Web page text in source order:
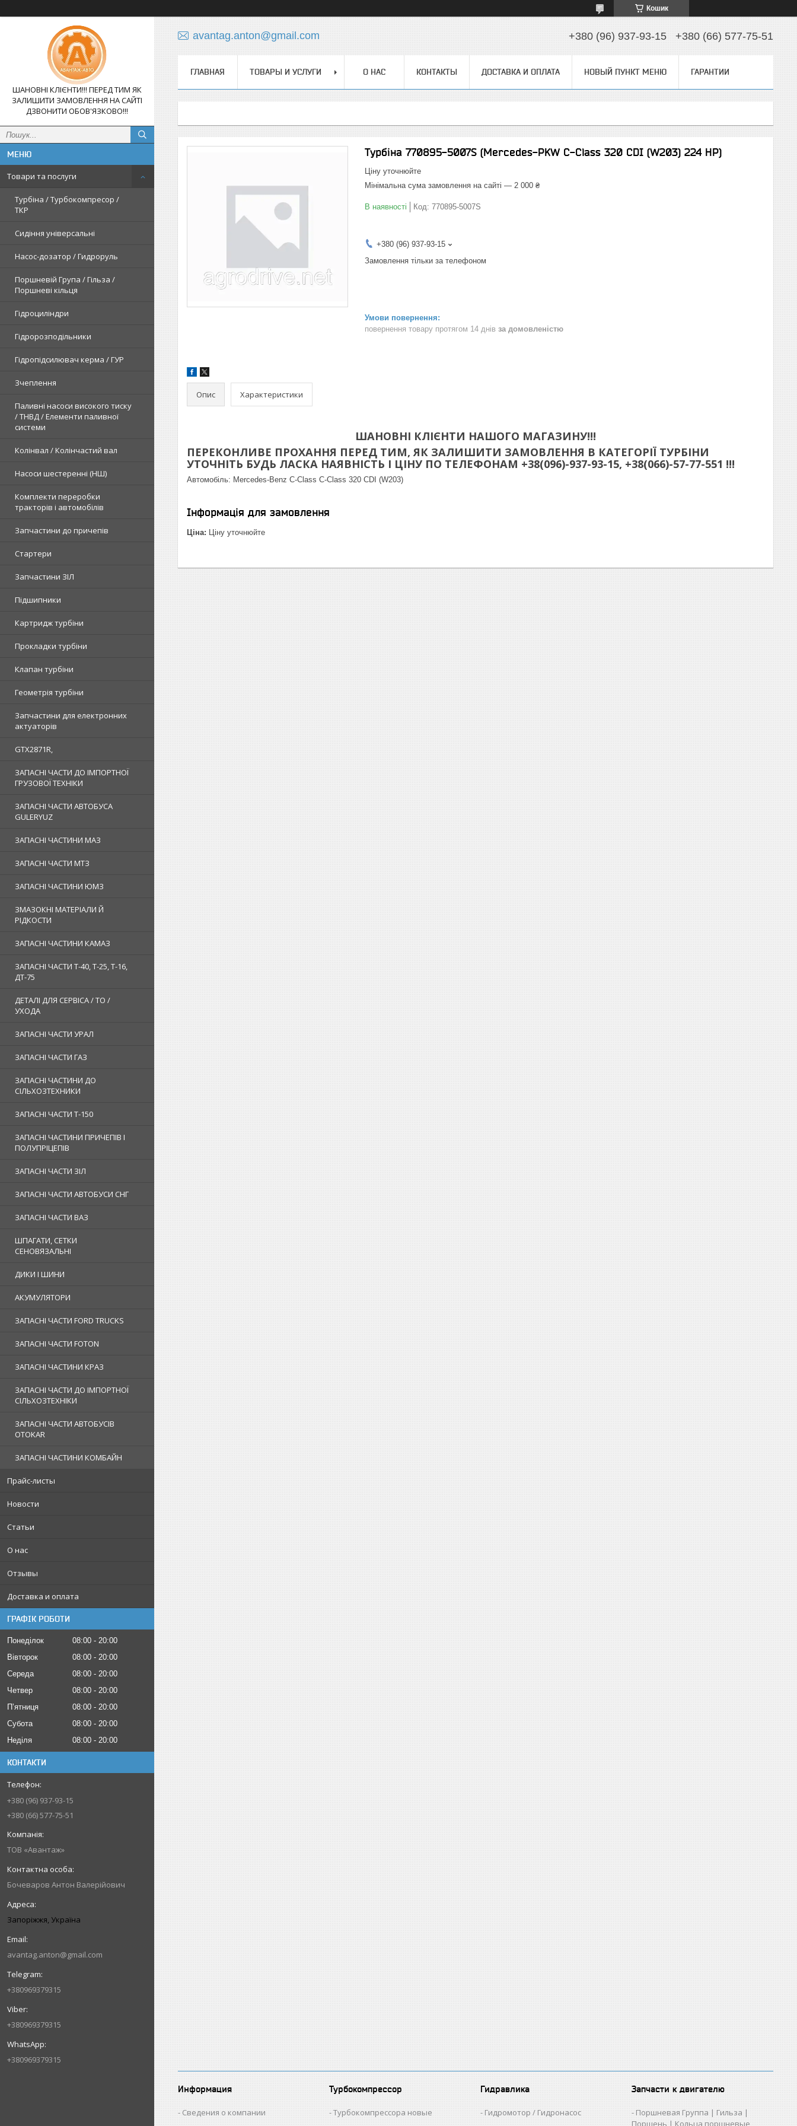
Кошик
ШАНОВНІ КЛІЄНТИ!!! ПЕРЕД ТИМ ЯК
ЗАЛИШИТИ ЗАМОВЛЕННЯ НА САЙТІ
ДЗВОНИТИ ОБОВ'ЯЗКОВО!!!
Товари та послуги
Турбіна / Турбокомпресор /
ТКР
Сидіння універсальні
Насос-дозатор / Гидроруль
Поршневій Група / Гільза /
Поршневі кільця
Гідроциліндри
Гідророзподільники
Гідропідсилювач керма / ГУР
Зчеплення
Паливні насоси високого тиску
/ ТНВД / Елементи паливної
системи
Колінвал / Колінчастий вал
Насоси шестеренні (НШ)
Комплекти переробки
тракторів і автомобілів
Запчастини до причепів
Стартери
Запчастини ЗІЛ
Підшипники
Картридж турбіни
Прокладки турбіни
Клапан турбіни
Геометрія турбіни
Запчастини для електронних
актуаторів
GTX2871R,
ЗАПАСНІ ЧАСТИ ДО ІМПОРТНОЇ
ГРУЗОВОЇ ТЕХНІКИ
ЗАПАСНІ ЧАСТИ АВТОБУСА
GULERYUZ
ЗАПАСНІ ЧАСТИНИ МАЗ
ЗАПАСНІ ЧАСТИ МТЗ
ЗАПАСНІ ЧАСТИНИ ЮМЗ
ЗМАЗОКНІ МАТЕРІАЛИ Й
РІДКОСТИ
ЗАПАСНІ ЧАСТИНИ КАМАЗ
ЗАПАСНІ ЧАСТИ Т-40, Т-25, Т-16,
ДТ-75
ДЕТАЛІ ДЛЯ СЕРВІСА / ТО /
УХОДА
ЗАПАСНІ ЧАСТИ УРАЛ
ЗАПАСНІ ЧАСТИ ГАЗ
ЗАПАСНІ ЧАСТИНИ ДО
СІЛЬХОЗТЕХНИКИ
ЗАПАСНІ ЧАСТИ Т-150
ЗАПАСНІ ЧАСТИНИ ПРИЧЕПІВ І
ПОЛУПРІЦЕПІВ
ЗАПАСНІ ЧАСТИ ЗІЛ
ЗАПАСНІ ЧАСТИ АВТОБУСИ СНГ
ЗАПАСНІ ЧАСТИ ВАЗ
ШПАГАТИ, СЕТКИ
СЕНОВЯЗАЛЬНІ
ДИКИ І ШИНИ
АКУМУЛЯТОРИ
ЗАПАСНІ ЧАСТИ FORD TRUCKS
ЗАПАСНІ ЧАСТИ FOTON
ЗАПАСНІ ЧАСТИНИ КРАЗ
ЗАПАСНІ ЧАСТИ ДО ІМПОРТНОЇ
СІЛЬХОЗТЕХНІКИ
ЗАПАСНІ ЧАСТИ АВТОБУСІВ
OTOKAR
ЗАПАСНІ ЧАСТИНИ КОМБАЙН
Прайс-листы
Новости
Статьи
О нас
Отзывы
Доставка и оплата
ГРАФІК РОБОТИ
Понеділок 08:00
20:00
Вівторок
08:00
20:00
Середа
08:00
20:00
Четвер
08:00
20:00
Пʼятниця
08:00
20:00
Субота
08:00
20:00
Неділя
08:00 20:00
КОНТАКТИ
+380 (96) 937-93-15
+380 (66) 577-75-51
ТОВ «Авантаж»
Бочеваров Антон Валерійович
Запоріжжя, Україна
avantag.anton@gmail.com
+380969379315
+380969379315
+380969379315
avantag.anton@gmail.com +380 (96) 937-93-15 +380 (66) 577-75-51
ГЛАВНАЯ ТОВАРЫ И УСЛУГИ О НАС КОНТАКТЫ ДОСТАВКА И ОПЛАТА НОВЫЙ ПУНКТ МЕНЮ ГАРАНТИИ
Турбіна 770895-5007S (Mercedes-PKW C-Class 320 CDI (W203) 224 HP)
Ціну уточнюйте
Мінімальна сума замовлення на сайті — 2 000 ₴
В наявності Код: 770895-5007S
+380 (96) 937-93-15
Замовлення тільки за телефоном
повернення товару протягом 14 днів за домовленістю
Опис Характеристики
ШАНОВНІ КЛІЄНТИ НАШОГО МАГАЗИНУ!!!
ПЕРЕКОНЛИВЕ ПРОХАННЯ ПЕРЕД ТИМ, ЯК ЗАЛИШИТИ ЗАМОВЛЕННЯ В КАТЕГОРІЇ ТУРБІНИ
УТОЧНІТЬ БУДЬ ЛАСКА НАЯВНІСТЬ І ЦІНУ ПО ТЕЛЕФОНАМ +38(096)-937-93-15, +38(066)-57-77-551 !!!
Автомобіль: Mercedes-Benz C-Class C-Class 320 CDI (W203)
Інформація для замовлення
Ціна: Ціну уточнюйте
Информация
Сведения о компании
Турбокомпрессор
Турбокомпрессора новые
Гидравлика
Гидромотор / Гидронасос
Запчасти к двигателю
Поршневая Группа | Гильза |
Поршень | Кольца поршневые